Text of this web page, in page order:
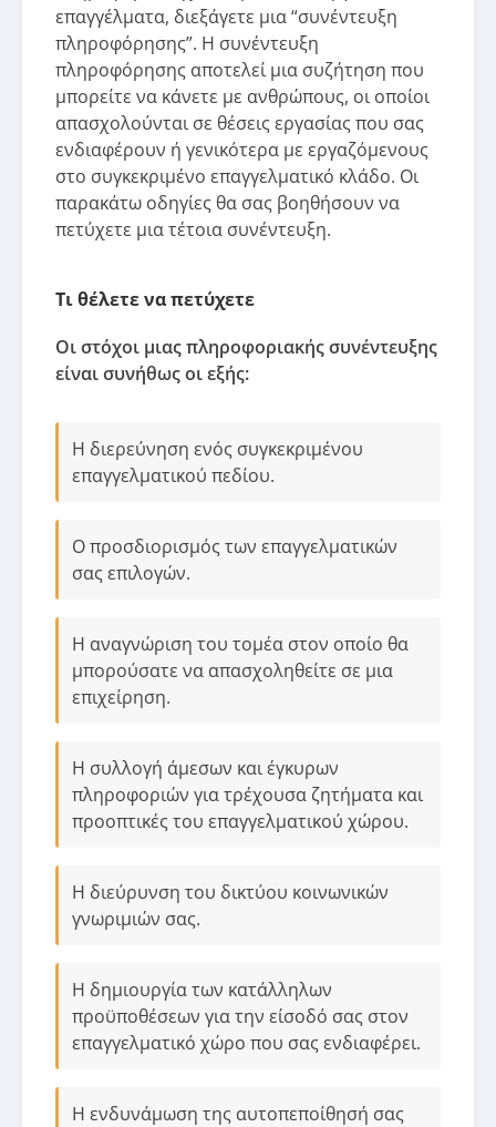
επαγγέλματα, διεξάγετε μια “συνέντευξη
πληροφόρησης”. Η συνέντευξη
πληροφόρησης αποτελεί μια συζήτηση που
μπορείτε να κάνετε με ανθρώπους, οι οποίοι
απασχολούνται σε θέσεις εργασίας που σας
ενδιαφέρουν ή γενικότερα με εργαζόμενους
στο συγκεκριμένο επαγγελματικό κλάδο. Οι
παρακάτω οδηγίες θα σας βοηθήσουν να
πετύχετε μια τέτοια συνέντευξη.
Τι θέλετε να πετύχετε
Οι στόχοι μιας πληροφοριακής συνέντευξης
είναι συνήθως οι εξής:
Η διερεύνηση ενός συγκεκριμένου
επαγγελματικού πεδίου.
Ο προσδιορισμός των επαγγελματικών
σας επιλογών.
Η αναγνώριση του τομέα στον οποίο θα
μπορούσατε να απασχοληθείτε σε μια
επιχείρηση.
Η συλλογή άμεσων και έγκυρων
πληροφοριών για τρέχουσα ζητήματα και
προοπτικές του επαγγελματικού χώρου.
Η διεύρυνση του δικτύου κοινωνικών
γνωριμιών σας.
Η δημιουργία των κατάλληλων
προϋποθέσεων για την είσοδό σας στον
επαγγελματικό χώρο που σας ενδιαφέρει.
Η ενδυνάμωση της αυτοπεποίθησή σας